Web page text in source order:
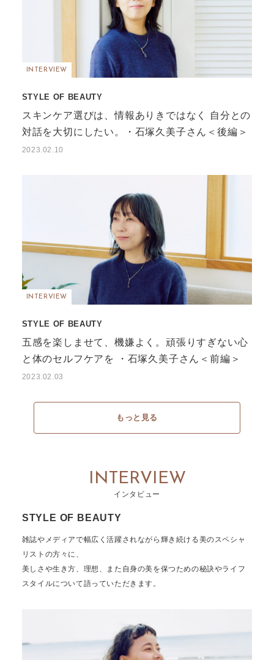
INTERVIEW
STYLE OF BEAUTY
スキンケア選びは、情報ありきではなく 自分との
対話を大切にしたい。・石塚久美子さん＜後編＞
2023.02.10
INTERVIEW
STYLE OF BEAUTY
五感を楽しませて、機嫌よく。頑張りすぎない心
と体のセルフケアを ・石塚久美子さん＜前編＞
2023.02.03
もっと見る
INTERVIEW
インタビュー
STYLE OF BEAUTY
雑誌やメディアで幅広く活躍されながら輝き続ける美のスペシャ
リストの方々に、
美しさや生き方、理想、また自身の美を保つための秘訣やライフ
スタイルについて語っていただきます。